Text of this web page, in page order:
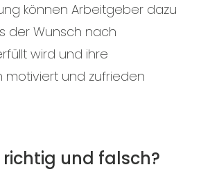
können Arbeitgeber dazu
der Wunsch nach
wird und ihre
motiviert und zufrieden
richtig und falsch?